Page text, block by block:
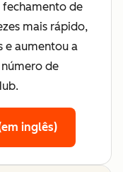
de
mais rápido,
e aumentou a
de
inglês)